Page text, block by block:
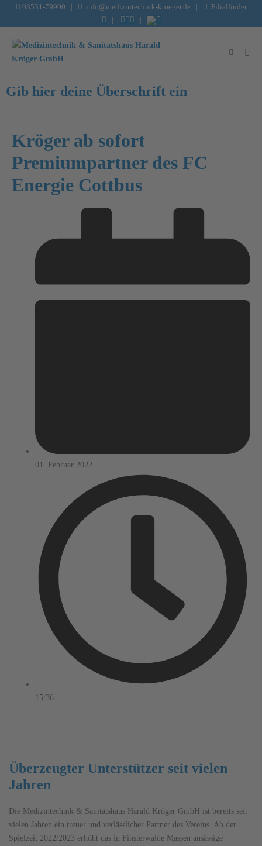
03531-79900 | info@medizintechnik-kroeger.de |
Filialfinder
|
|
Gib hier deine Überschrift ein
Kröger ab sofort
Premiumpartner des FC
Energie Cottbus
01. Februar 2022
15:36
Überzeugter Unterstützer seit vielen
Jahren
Die Medizintechnik & Sanitätshaus Harald Kröger GmbH ist bereits seit
vielen Jahren ein treuer und verlässlicher Partner des Vereins. Ab der
Spielzeit 2022/2023 erhöht das in Finsterwalde Massen ansässige